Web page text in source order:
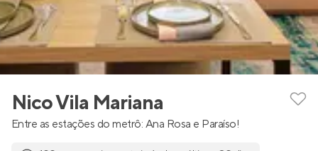
Nico Vila Mariana
Entre as estações do metrô: Ana Rosa e Paraíso!